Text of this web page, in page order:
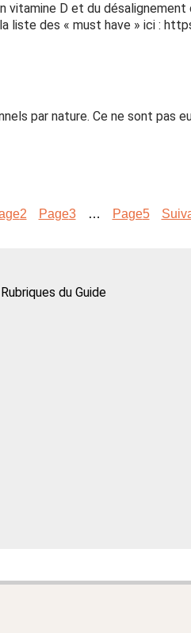
vitamine D et du
liste des « must have » ici :
par nature. Ce ne sont
2 Page3 … Page5
Rubriques du Guide